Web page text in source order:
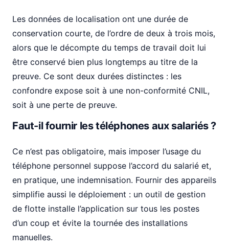
Les données de localisation ont une durée de
conservation courte, de l’ordre de deux à trois mois,
alors que le décompte du temps de travail doit lui
être conservé bien plus longtemps au titre de la
preuve. Ce sont deux durées distinctes : les
confondre expose soit à une non-conformité CNIL,
soit à une perte de preuve.
Faut-il fournir les téléphones aux salariés ?
Ce n’est pas obligatoire, mais imposer l’usage du
téléphone personnel suppose l’accord du salarié et,
en pratique, une indemnisation. Fournir des appareils
simplifie aussi le déploiement : un outil de gestion
de flotte installe l’application sur tous les postes
d’un coup et évite la tournée des installations
manuelles.